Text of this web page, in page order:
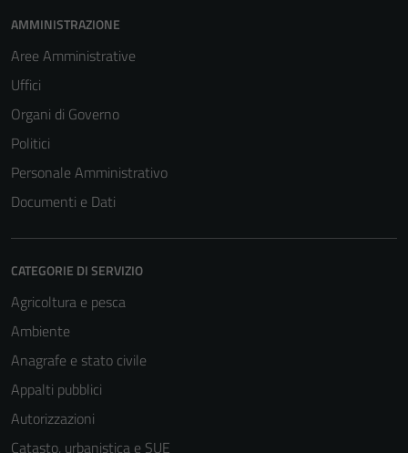
AMMINISTRAZIONE
Aree Amministrative
Uffici
Organi di Governo
Politici
Personale Amministrativo
Documenti e Dati
CATEGORIE DI SERVIZIO
Agricoltura e pesca
Ambiente
Anagrafe e stato civile
Appalti pubblici
Autorizzazioni
Catasto, urbanistica e SUE